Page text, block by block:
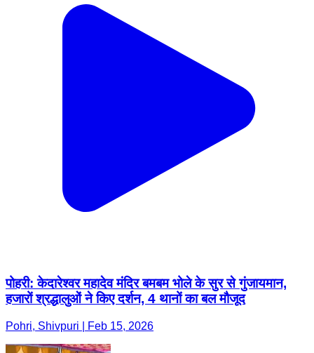
पोहरी: केदारेश्वर महादेव मंदिर बमबम भोले के सुर से गुंजायमान,
हजारों श्रद्धालुओं ने किए दर्शन, 4 थानों का बल मौजूद
Pohri, Shivpuri | Feb 15, 2026